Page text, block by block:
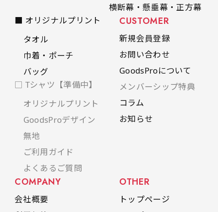
横断幕・懸垂幕・正方幕
■ オリジナルプリント
タオル
巾着・ポーチ
バッグ
□ Tシャツ【準備中】
オリジナルプリント
GoodsProデザイン
無地
ご利用ガイド
よくあるご質問
CUSTOMER
新規会員登録
お問い合わせ
GoodsProについて
メンバーシップ特典
コラム
お知らせ
COMPANY
会社概要
OTHER
トップページ